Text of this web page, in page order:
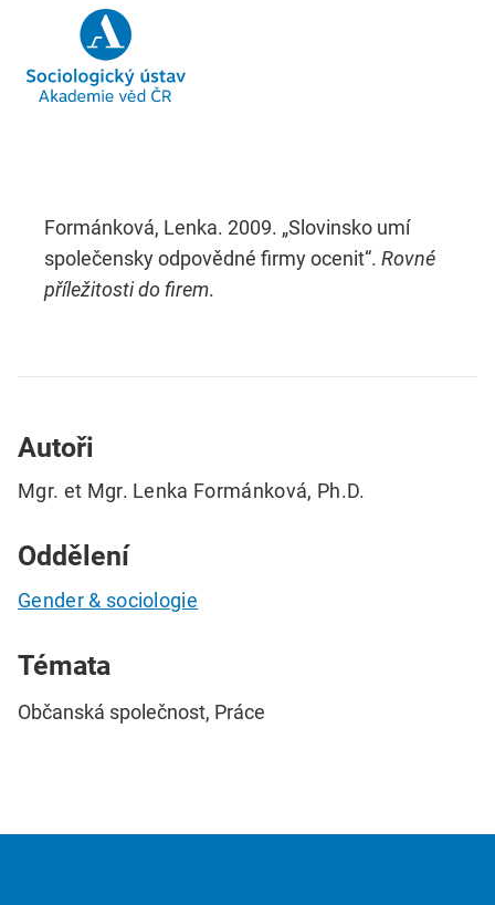
Formánková, Lenka. 2009. „Slovinsko umí
společensky odpovědné firmy ocenit“. Rovné
příležitosti do firem.
Autoři
Mgr. et Mgr. Lenka Formánková, Ph.D.
Oddělení
Gender & sociologie
Témata
Občanská společnost, Práce